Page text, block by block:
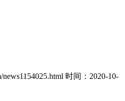
时间：2020-10-